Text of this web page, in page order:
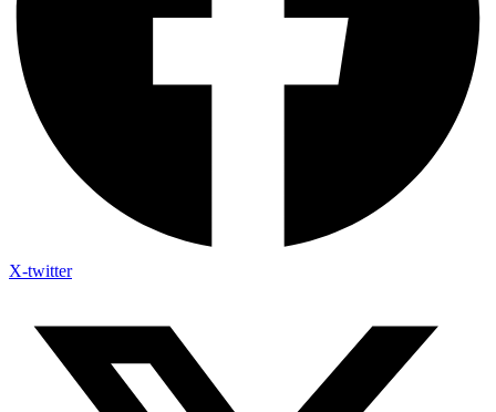
X-twitter